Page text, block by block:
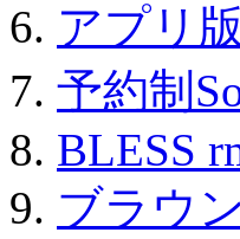
アプリ
予約制
BLESS
ブラウ